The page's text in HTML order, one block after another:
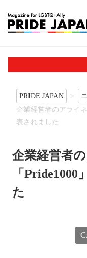
PRIDE JAPAN
企業経営者のアライ
表されました
企業経営者
「
た